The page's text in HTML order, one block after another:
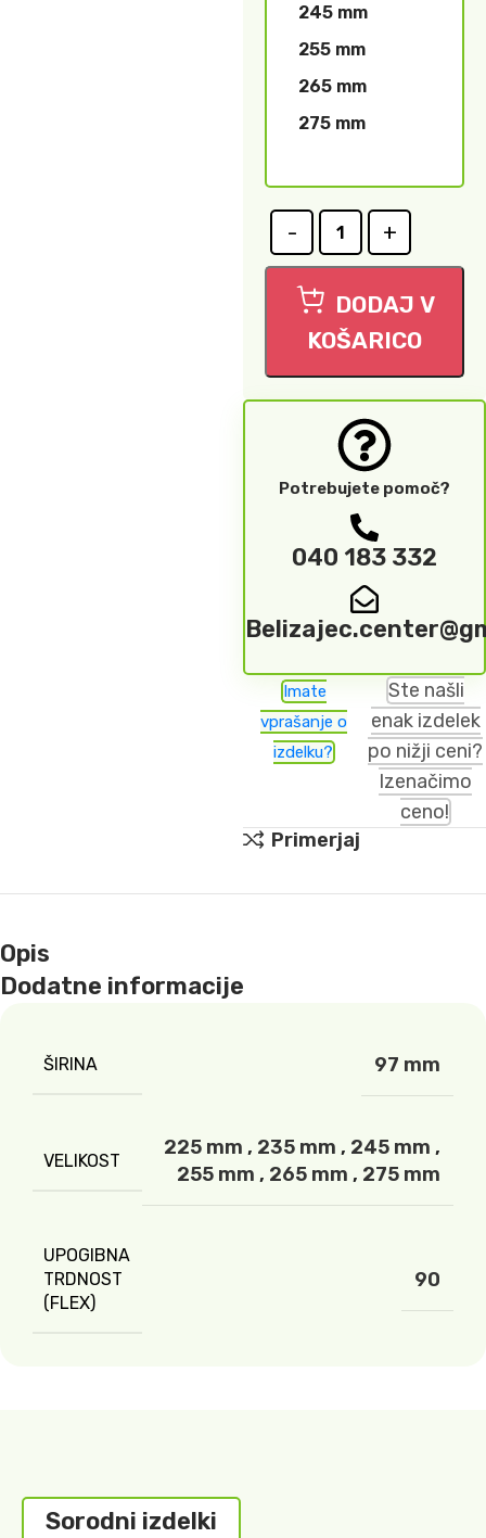
245 mm
255 mm
265 mm
275 mm
DODAJ V
KOŠARICO
Potrebujete pomoč?
040 183 332
Imate
vprašanje o
izdelku?
Ste našli
enak izdelek
po nižji ceni?
Izenačimo
ceno!
Primerjaj
Opis
Dodatne informacije
ŠIRINA 97 mm
VELIKOST
225 mm , 235 mm , 245 mm ,
255 mm , 265 mm , 275 mm
UPOGIBNA
TRDNOST
(FLEX)
90
Sorodni izdelki